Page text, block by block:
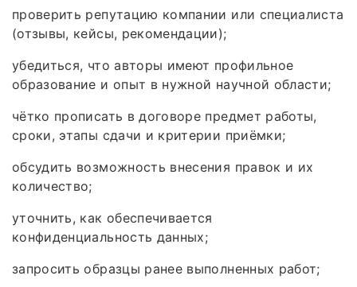
проверить репутацию компании или специалиста
(отзывы, кейсы, рекомендации);
убедиться, что авторы имеют профильное
образование и опыт в нужной научной области;
чётко прописать в договоре предмет работы,
сроки, этапы сдачи и критерии приёмки;
обсудить возможность внесения правок и их
количество;
уточнить, как обеспечивается
конфиденциальность данных;
запросить образцы ранее выполненных работ;